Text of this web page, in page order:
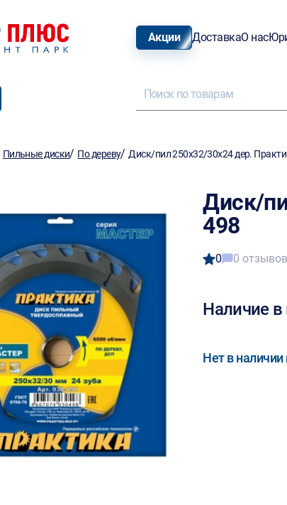
Акции ДоставкаО нас
Пильные диски/ По дереву/Диск/пил 250х32/30х24 дер.
Диск/
498
0 0 отзывов
Наличие в
Нет в наличии